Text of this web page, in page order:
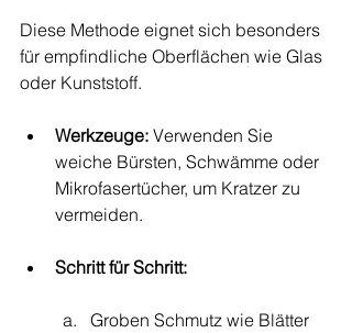
Diese Methode eignet sich besonders
für empfindliche Oberflächen wie Glas
oder Kunststoff.
Werkzeuge: Verwenden Sie
weiche Bürsten, Schwämme oder
Mikrofasertücher, um Kratzer zu
vermeiden.
Schritt für Schritt:
Groben Schmutz wie Blätter